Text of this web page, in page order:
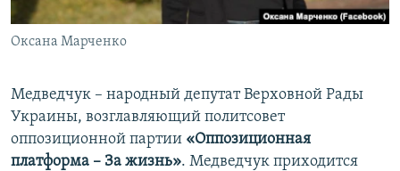
Оксана Марченко
Медведчук – народный депутат Верховной Рады
Украины, возглавляющий политсовет
оппозиционной партии «Оппозиционная
платформа – За жизнь». Медведчук приходится